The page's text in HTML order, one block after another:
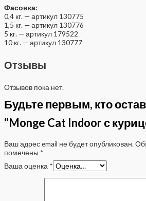
Фасовка:
0,4 кг. — артикул 130775
1,5 кг. — артикул 130776
5 кг. — артикул 179522
10 кг. — артикул 130777
Отзывы
Отзывов пока нет.
Будьте первым, кто
“Monge Cat Indoor с
Ваш адрес email не будет опубликован.
помечены *
Ваша оценка *